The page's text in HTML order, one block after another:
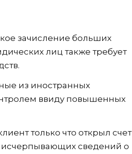
зачисление больших
лиц также требует
из иностранных
ввиду повышенных
только что открыл счет
исчерпывающих сведений о